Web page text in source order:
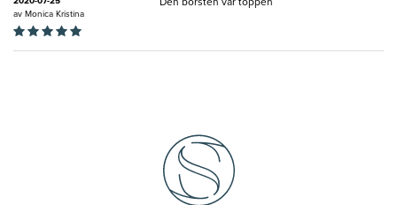
av Monica Kristina
Den borsten var toppen